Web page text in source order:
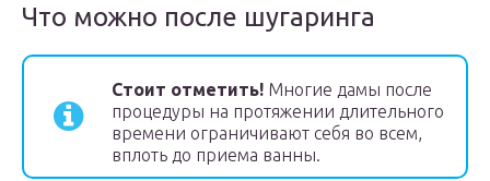
Что можно после шугаринга
Стоит отметить! Многие дамы после
процедуры на протяжении длительного
времени ограничивают себя во всем,
вплоть до приема ванны.